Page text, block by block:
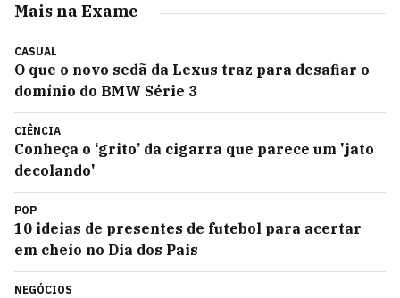
Mais na Exame
CASUAL
O que o novo sedã da Lexus traz para desafiar o
domínio do BMW Série 3
CIÊNCIA
Conheça o ‘grito’ da cigarra que parece um 'jato
decolando'
POP
10 ideias de presentes de futebol para acertar
em cheio no Dia dos Pais
NEGÓCIOS